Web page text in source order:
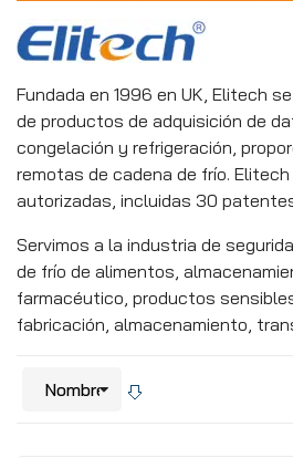
Fundada en 1996 en UK, Elitech
de productos de adquisición de
congelación y refrigeración,
remotas de cadena de frío.
autorizadas, incluidas 30
Servimos a la industria de
de frío de alimentos,
farmacéutico, productos
fabricación, almacenamiento,